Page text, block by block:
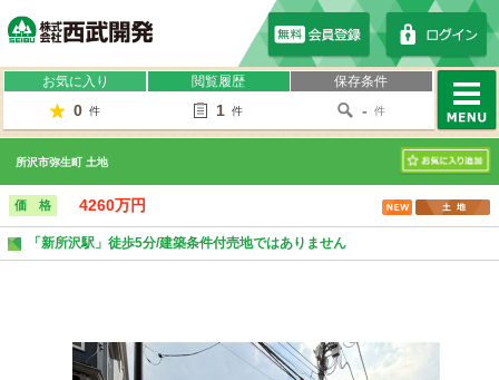
お気に入り
0 件
閲覧履歴
1 件
保存条件
- 件
MENU
所沢市弥生町 土地
お気に入り
価 格 4260万円
「新所沢駅」徒歩5分/建築条件付売地ではありません